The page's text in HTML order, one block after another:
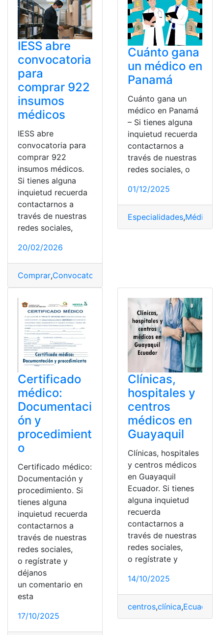
IESS abre
convocatoria
para
comprar 922
insumos
médicos
IESS abre
convocatoria para
comprar 922
insumos médicos.
Si tienes alguna
inquietud recuerda
contactarnos a
través de nuestras
redes sociales,
20/02/2026
Comprar,Convocatoria
Cuánto gana
un médico en
Panamá
Cuánto gana un
médico en Panamá
– Si tienes alguna
inquietud recuerda
contactarnos a
través de nuestras
redes sociales, o
01/12/2025
Especialidades,Médicos
Certificado
médico:
Documentaci
ón y
procedimient
o
Certificado médico:
Documentación y
procedimiento. Si
tienes alguna
inquietud recuerda
contactarnos a
través de nuestras
redes sociales,
o regístrate y
déjanos
un comentario en
esta
17/10/2025
Clínicas,
hospitales y
centros
médicos en
Guayaquil
Clínicas, hospitales
y centros médicos
en Guayaquil
Ecuador. Si tienes
alguna inquietud
recuerda
contactarnos a
través de nuestras
redes sociales,
o regístrate y
14/10/2025
centros,clínica,Ecuador